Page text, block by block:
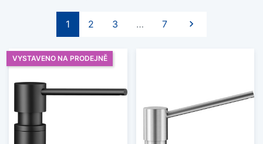
1 2 3 … 7 Další

VYSTAVENO NA PRODEJNĚ